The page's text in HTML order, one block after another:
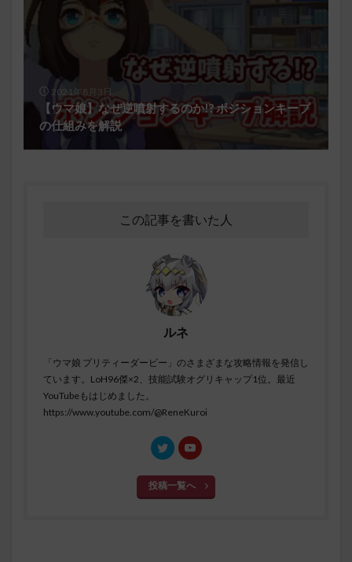
2021年8月3日
【ウマ娘】なぜ逆噴射するのか!? ポジションキープ
の仕組みを解説
この記事を書いた人
ルネ
「ウマ娘 プリティーダービー」のさまざまな攻略情報を発信し
ています。LoH96傑×2、技能試験オグリキャップ1位。最近
YouTubeもはじめました。
https://www.youtube.com/@ReneKuroi
投稿一覧へ